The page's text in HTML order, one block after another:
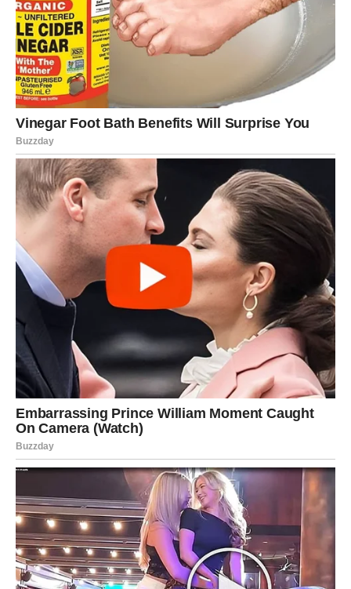
DOKAZIVANJA
Na poslovnom planu, Lav danas ima snažan osećaj ličnog
dostojanstva. Nećete želeti da se dokazujete, takmičite ili
ulazite u rasprave. Ako vas neko potceni ili ignoriše vaš
trud, to vas može povrediti – ali nećete reagovati burno.
I upravo u tome je vaša snaga danas.
Moguće je:
da vas neko posmatra i procenjuje
da dobijete priznanje koje dolazi tiho
da shvatite da je vreme da promenite pristup
Nemojte danas forsirati autoritet. Vaša energija govori
sama za sebe.
ODNOSI SA DRUGIMA –
PREPOZNAVANJE KO VAM
DAJE, A KO UZIMA
januar Lavovima donosi jasnoću u međuljudskim
odnosima. Počinjete da primećujete ko vam daje
podršku, a ko vam crpi energiju. Nećete želeti